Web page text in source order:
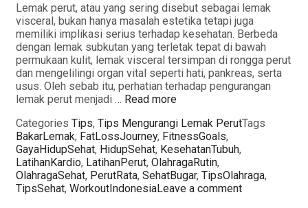
Lemak perut, atau yang sering disebut sebagai lemak
visceral, bukan hanya masalah estetika tetapi juga
memiliki implikasi serius terhadap kesehatan. Berbeda
dengan lemak subkutan yang terletak tepat di bawah
permukaan kulit, lemak visceral tersimpan di rongga perut
dan mengelilingi organ vital seperti hati, pankreas, serta
usus. Oleh sebab itu, perhatian terhadap pengurangan
lemak perut menjadi … Read more
Categories Tips, Tips Mengurangi Lemak PerutTags
BakarLemak, FatLossJourney, FitnessGoals,
GayaHidupSehat, HidupSehat, KesehatanTubuh,
LatihanKardio, LatihanPerut, OlahragaRutin,
OlahragaSehat, PerutRata, SehatBugar, TipsOlahraga,
TipsSehat, WorkoutIndonesiaLeave a comment